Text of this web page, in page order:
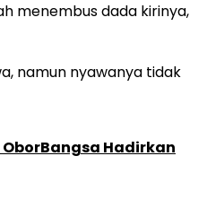
menembus dada kirinya,
namun nyawanya tidak
Hadirkan